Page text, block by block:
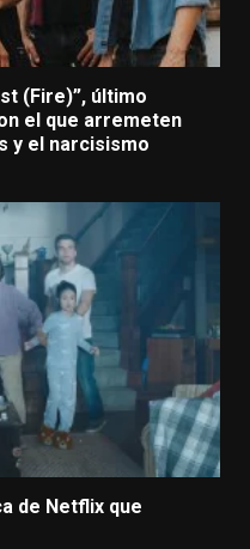
(Fire)”, último
el que arremeten
y el narcisismo
de Netflix que